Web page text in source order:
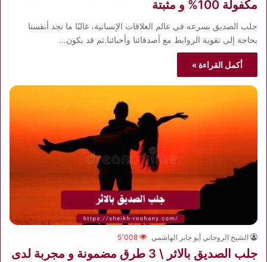
مكفولة 100% و مثبتة
جلب الصديق بسرعه في عالم العلاقات الإنسانية، غالبًا ما نجد أنفسنا
بحاجة إلى تقوية الروابط مع أصدقائنا وأحبائنا.ثم قد يكون…
أكمل القراءة »
الشيخ الروحاني أبو جابر الهاشمي 5٬008
جلب الصديق بالاثر \ 3 طرق مضمونة و مجربة لدى